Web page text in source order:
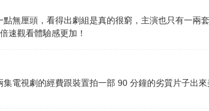
無厘頭，看得出劇組是真的很窮，主演也只有一兩
速觀看體驗感更加！
電視劇的經費跟裝置拍一部 90 分鐘的劣質片子出